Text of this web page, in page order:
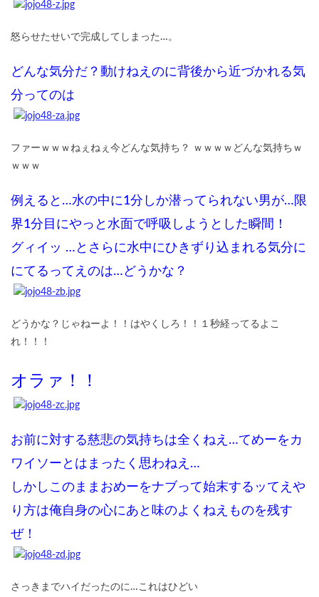
怒らせたせいで完成してしまった…。
どんな気分だ？動けねえのに背後から近づかれる気
分ってのは
ファーｗｗｗねぇねぇ今どんな気持ち？ ｗｗｗｗどんな気持ちｗ
ｗｗｗ
例えると…水の中に1分しか潜ってられない男が…限
界1分目にやっと水面で呼吸しようとした瞬間！
グィイッ …とさらに水中にひきずり込まれる気分に
にてるってえのは…どうかな？
どうかな？じゃねーよ！！はやくしろ！！１秒経ってるよこ
れ！！！
オラァ！！
お前に対する慈悲の気持ちは全くねえ…てめーをカ
ワイソーとはまったく思わねえ…
しかしこのままおめーをナブって始末するッてえや
り方は俺自身の心にあと味のよくねえものを残す
ぜ！
さっきまでハイだったのに…これはひどい